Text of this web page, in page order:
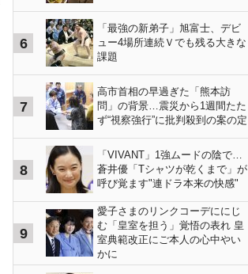
6
「最強の新弟子」旭富士、デビ
ュー4場所連続Ｖでも残る大きな
課題
7
高市首相の早過ぎた「熊本訪
問」の背景…震災から1週間たた
ず“視察強行”に批判殺到の案の定
8
「VIVANT」1強ムードの陰で…
蒼井優「Tシャツが乾くまで」が
呼び覚ます"連ドラ本来の快感"
9
愛子さまのリンクコーデににじ
む「皇室を担う」覚悟の表れ 皇
室典範改正にご本人の心中やい
かに